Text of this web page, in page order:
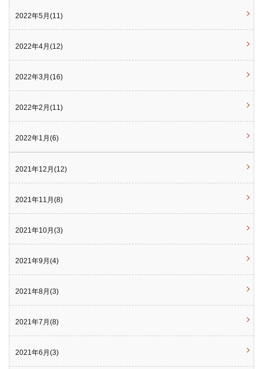
2022年5月(11)
2022年4月(12)
2022年3月(16)
2022年2月(11)
2022年1月(6)
2021年12月(12)
2021年11月(8)
2021年10月(3)
2021年9月(4)
2021年8月(3)
2021年7月(8)
2021年6月(3)